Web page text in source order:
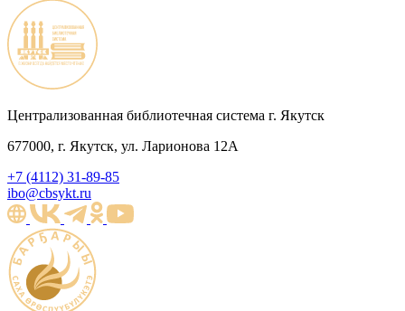
Централизованная библиотечная система г. Якутск
677000, г. Якутск, ул. Ларионова 12А
+7 (4112) 31-89-85
ibo@cbsykt.ru